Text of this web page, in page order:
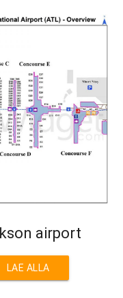
airport
LAE ALLA